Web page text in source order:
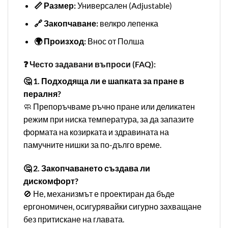
📏 Размер:Универсален (Adjustable)
🔗 Закопчаване:велкро лепенка
🌍 Произход:Внос от Полша
❓ Често задавани въпроси (FAQ):
🤔 1. Подходяща ли е шапката за пране в
пералня?
🧼 Препоръчваме ръчно пране или деликатен
режим при ниска температура, за да запазите
формата на козирката и здравината на
памучните нишки за по-дълго време.
🤔 2. Закопчаването създава ли
дискомфорт?
🚫 Не, механизмът е проектиран да бъде
ергономичен, осигурявайки сигурно захващане
без притискане на главата.